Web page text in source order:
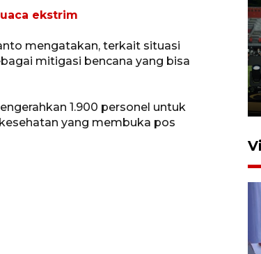
ekstrim
mengatakan, terkait situasi
mitigasi bencana yang bisa
1.900 personel untuk
yang membuka pos
kemampuan tempur Perisai
Trisila Nusantara dalam